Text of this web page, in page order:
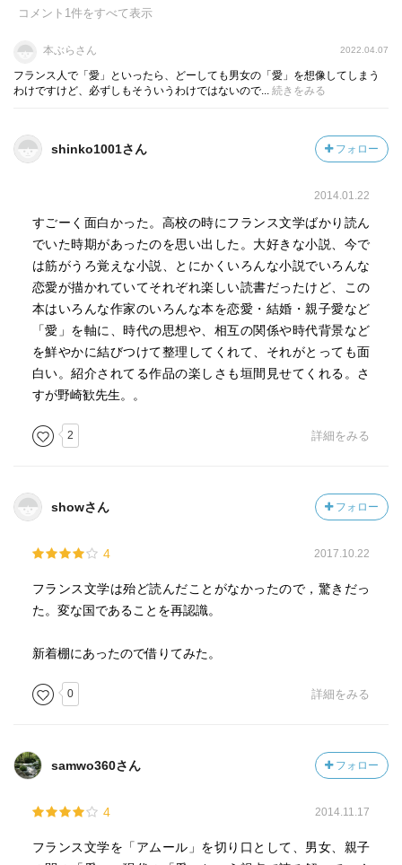
コメント 1件をすべて表示
本ぶらさん 2022.04.07
フランス人で「愛」といったら、どーしても男女の「愛」を想像してしまう
わけですけど、必ずしもそういうわけではないので... 続きをみる
shinko1001さん フォロー
2014.01.22
すごーく面白かった。高校の時にフランス文学ばかり読ん
でいた時期があったのを思い出した。大好きな小説、今で
は筋がうろ覚えな小説、とにかくいろんな小説でいろんな
恋愛が描かれていてそれぞれ楽しい読書だったけど、この
本はいろんな作家のいろんな本を恋愛・結婚・親子愛など
「愛」を軸に、時代の思想や、相互の関係や時代背景など
を鮮やかに結びつけて整理してくれて、それがとっても面
白い。紹介されてる作品の楽しさも垣間見せてくれる。さ
すが野崎歓先生。。
2 詳細をみる
showさん フォロー
4 2017.10.22
フランス文学は殆ど読んだことがなかったので，驚きだっ
た。変な国であることを再認識。
新着棚にあったので借りてみた。
0 詳細をみる
samwo360さん フォロー
4 2014.11.17
フランス文学を「アムール」を切り口として、男女、親子